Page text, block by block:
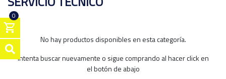
0
No hay productos disponibles en esta categoría.
Intenta buscar nuevamente o sigue comprando al hacer click en
el botón de abajo